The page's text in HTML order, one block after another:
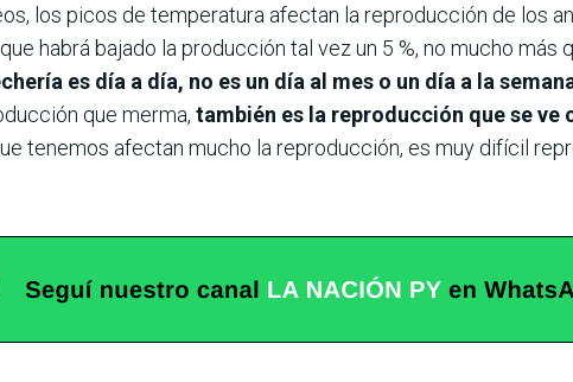
los picos de temperatura afectan la reproducción de los
habrá bajado la producción tal vez un 5 %, no mucho más
es día a día, no es un día al mes o un día a la
que merma, también es la reproducción que se
tenemos afectan mucho la reproducción, es muy difícil